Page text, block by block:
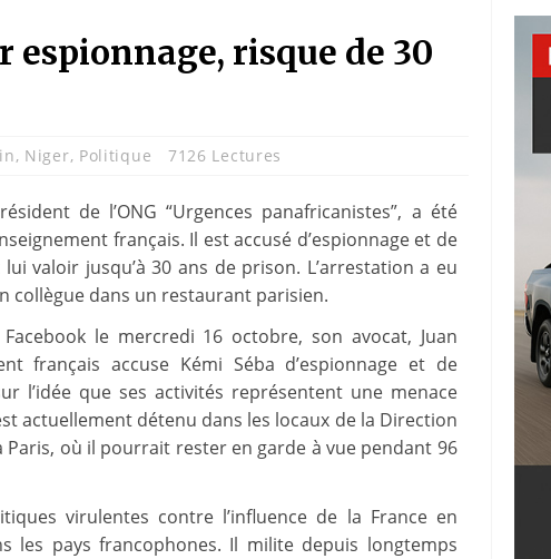
espionnage, risque de 30
, Niger, Politique 7126 Lectures
de l’ONG “Urgences panafricanistes”, a été
français. Il est accusé d’espionnage et de
valoir jusqu’à 30 ans de prison. L’arrestation a eu
collègue dans un restaurant parisien.
le mercredi 16 octobre, son avocat, Juan
français accuse Kémi Séba d’espionnage et de
l’idée que ses activités représentent une menace
actuellement détenu dans les locaux de la Direction
Paris, où il pourrait rester en garde à vue pendant 96
virulentes contre l’influence de la France en
les pays francophones. Il milite depuis longtemps